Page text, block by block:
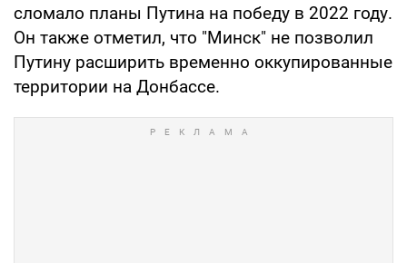
сломало планы Путина на победу в 2022 году.
Он также отметил, что "Минск" не позволил
Путину расширить временно оккупированные
территории на Донбассе.